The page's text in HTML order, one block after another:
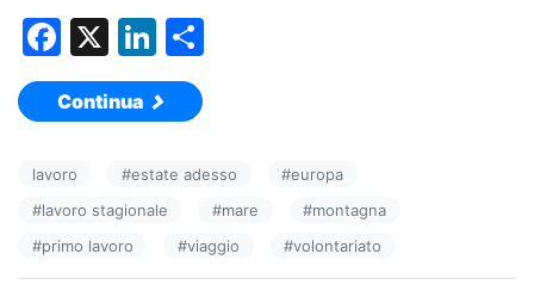
F
a
c
b
o
o
X
Li
n
k
dI
n
vi
di
Continua
lavoro #estate adesso #europa
#lavoro stagionale #mare #montagna
#primo lavoro #viaggio #volontariato